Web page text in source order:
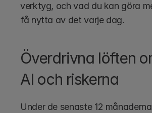
verktyg, och vad du kan göra
få nytta av det varje dag.
Överdrivna löften
AI och riskerna
Under de senaste 12